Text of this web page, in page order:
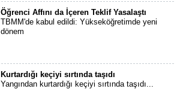
Öğrenci Affını da İçeren Teklif Yasalaştı
TBMM'de kabul edildi: Yükseköğretimde yeni
dönem
Kurtardığı keçiyi sırtında taşıdı
Yangından kurtardığı keçiyi sırtında taşıdı...